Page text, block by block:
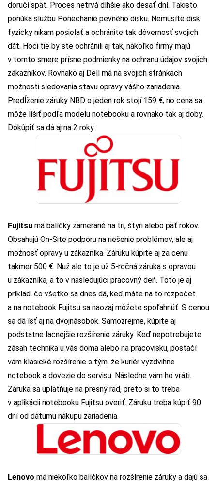
doručí späť. Proces netrvá dlhšie ako desať dní. Takisto
ponúka službu Ponechanie pevného disku. Nemusíte disk
fyzicky nikam posielať a ochránite tak dôvernosť svojich
dát. Hoci tie by ste ochránili aj tak, nakoľko firmy majú
v tomto smere prísne podmienky na ochranu údajov svojich
zákazníkov. Rovnako aj Dell má na svojich stránkach
možnosti sledovania stavu opravy vášho zariadenia.
Predĺženie záruky NBD o jeden rok stojí 159 €, no cena sa
môže líšiť podľa modelu notebooku a rovnako tak aj doby.
Dokúpiť sa dá aj na 2 roky.
Fujitsu má balíčky zamerané na tri, štyri alebo päť rokov.
Obsahujú On-Site podporu na riešenie problémov, ale aj
možnosť opravy u zákazníka. Záruku kúpite aj za cenu
takmer 500 €. Nuž ale to je už 5-ročná záruka s opravou
u zákazníka, a to v nasledujúci pracovný deň. Toto je aj
príklad, čo všetko sa dnes dá, keď máte na to rozpočet
a na notebook Fujitsu sa naozaj môžete spoľahnúť. S cenou
sa dá ísť aj na dvojnásobok. Samozrejme, kúpite aj
podstatne lacnejšie rozšírenie záruky. Keď nepotrebujete
zásah technika u vás doma alebo na pracovisku, postačí
vám klasické rozšírenie s tým, že kuriér vyzdvihne
notebook a dovezie do servisu. Následne vám ho vráti.
Záruka sa uplatňuje na presný rad, preto si to treba
v aplikácii notebooku Fujitsu overiť. Záruku treba kúpiť 90
dní od dátumu nákupu zariadenia.
Lenovo má niekoľko balíčkov na rozšírenie záruky a dajú sa